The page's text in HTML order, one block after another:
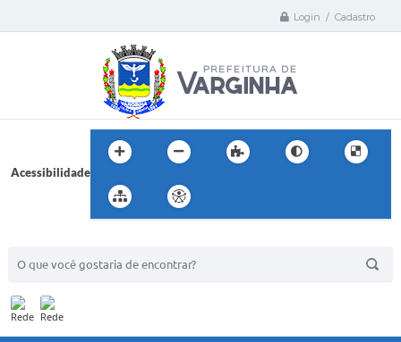
Login / Cadastro
Acessibilidade